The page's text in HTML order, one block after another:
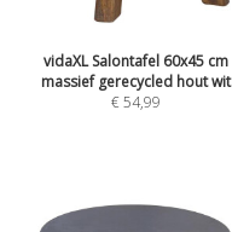
vidaXL Salontafel 60x45 cm
massief gerecycled hout wit
€54,99